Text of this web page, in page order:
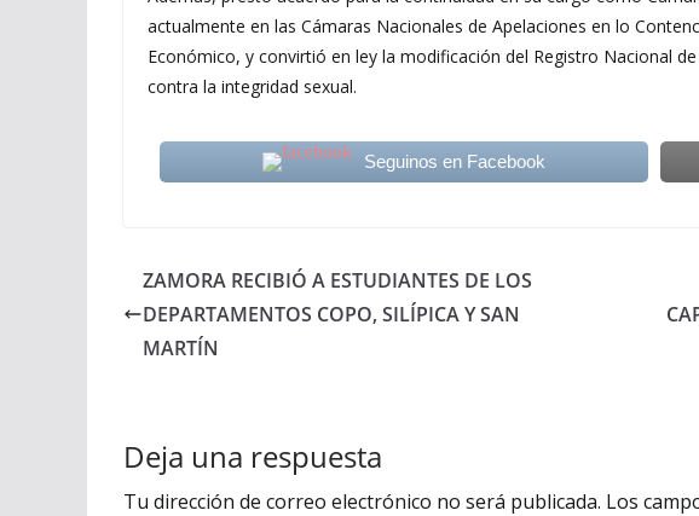
actualmente en las Cámaras Nacionales de Apelaciones en lo
Económico, y convirtió en ley la modificación del Registro Nacional
contra la integridad sexual.
Seguinos en Facebook
ZAMORA RECIBIÓ A ESTUDIANTES DE LOS
DEPARTAMENTOS COPO, SILÍPICA Y SAN
MARTÍN
Deja una respuesta
Tu dirección de correo electrónico no será publicada. Los